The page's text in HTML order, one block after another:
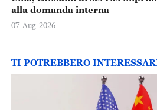
alla domanda interna
07-Aug-2026
TI POTREBBERO